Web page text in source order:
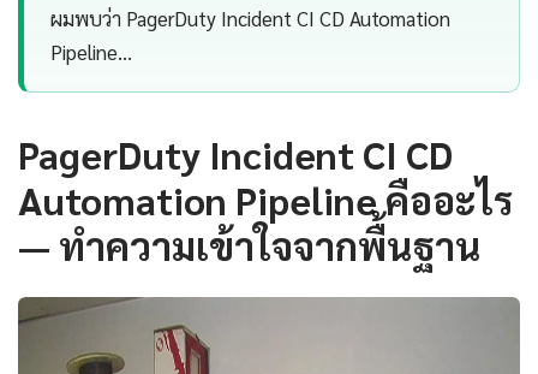
ผมพบว่า PagerDuty Incident CI CD Automation
Pipeline…
PagerDuty Incident CI CD
Automation Pipeline คืออะไร
— ทำความเข้าใจจากพื้นฐาน